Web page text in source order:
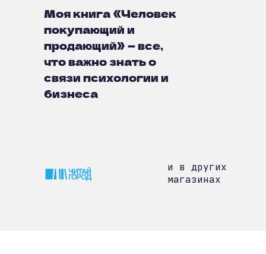
Моя книга «Человек
покупающий и
продающий» — все,
что важно знать о
связи психологии и
бизнеса
и в других
магазинах